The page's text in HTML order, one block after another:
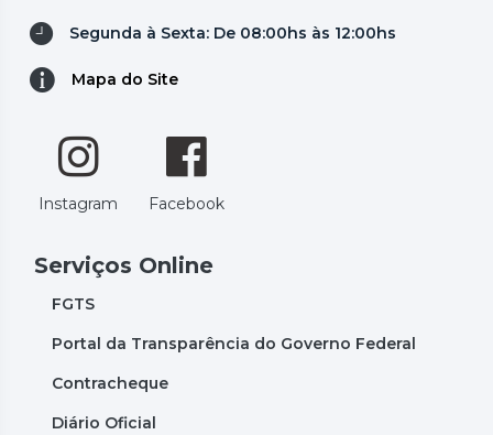
Segunda à Sexta: De 08:00hs às 12:00hs
Mapa do Site
Instagram Facebook
Serviços Online
FGTS
Portal da Transparência do Governo Federal
Contracheque
Diário Oficial